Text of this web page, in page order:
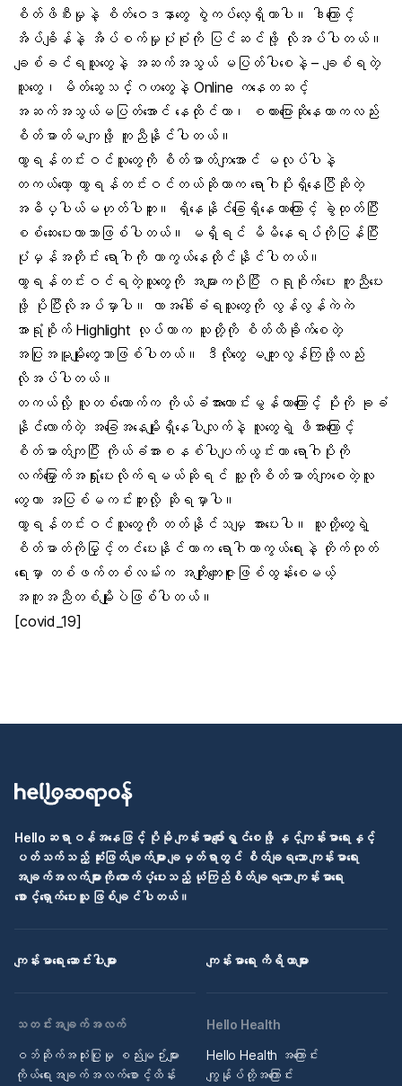
စိတ်ဖိစီးမှုနဲ့ စိတ်ဝေဒနာတွေ စွဲကပ်လေ့ရှိတာပါ။ ဒါကြောင့်
အိပ်ချိန်နဲ့ အိပ်စက်မှုပုံစုံကို ပြင်ဆင်ဖို့ လိုအပ်ပါတယ်။
ချစ်ခင်ရသူတွေနဲ့ အဆက်အသွယ် မပြတ်ပါစေနဲ့ – ချစ်ရတဲ့
သူတွေ၊ မိတ်ဆွေသင်္ဂဟတွေနဲ့ Online ကနေတဆင့်
အဆက်အသွယ်မပြတ်အောင် နေထိုင်တာ၊ စကားပြောဆိုနေတာကလည်း
စိတ်ဓာတ်မကျဖို့ ကူညီနိုင်ပါတယ်။
ကွာရန်တင်းဝင်သူတွေကို စိတ်ဓာတ်ကျအောင် မလုပ်ပါနဲ့
တကယ်တော့ ကွာရန်တင်းဝင်တယ်ဆိုတာက ရောဂါပိုးရှိနေပြီဆိုတဲ့
အဓိပ္ပါယ်မဟုတ်ပါဘူး။ ရှိနေနိုင်ခြေရှိနေတာကြောင့် ခွဲထုတ်ပြီး
စစ်ဆေးပေးတာသာဖြစ်ပါတယ်။ မရှိရင် မိမိနေရပ်ကိုပြန်ပြီး
ပုံမှန်အတိုင်း ရောဂါကို ကာကွယ်နေထိုင်နိုင်ပါတယ်။
ကွာရန်တင်းဝင်ရတဲ့သူတွေကို အများကပိုပြီး ဂရုစိုက်ပေး ကူညီပေး
ဖို့ ပိုပြီးလိုအပ်မှာပါ။ လာအခေါ်ခံရသူတွေကို လွန်လွန်ကဲကဲ
အာရုံစိုက် Highlight လုပ်တာက သူတို့ကို စိတ်ထိခိုက်စေတဲ့
အပြုအမူမျိုးတွေသာဖြစ်ပါတယ်။ ဒီလိုတွေ မကျူးလွန်ကြဖို့လည်း
လိုအပ်ပါတယ်။
တကယ်လို့ လူတစ်ယောက်က ကိုယ်ခံအားကောင်းမွန်တာကြောင့် ပိုးကို ခုခံ
နိုင်လောက်တဲ့ အခြေအနေမျိုးရှိနေပါလျက်နဲ့ လူတွေရဲ့ ဖိအားကြောင့်
စိတ်ဓာတ်ကျပြီး ကိုယ်ခံအားစနစ်ပါပျက်ယွင်းကာ ရောဂါပိုးကို
လက်မြှောက်အရှုံးပေးလိုက်ရမယ်ဆိုရင် သူ့ကိုစိတ်ဓာတ်ကျစေတဲ့လူ
တွေဟာ အပြစ်မကင်းဘူးလို့ ဆိုရမှာပါ။
ကွာရန်တင်းဝင်သူတွေကို တတ်နိုင်သမျှ အားပေးပါ။ သူတို့တွေရဲ့
စိတ်ဓာတ်ကိုမြှင့်တင်ပေးနိုင်တာက ရောဂါကာကွယ်ရေးနဲ့ တိုက်ထုတ်
ရေးမှာ တစ်ဖက်တစ်လမ်းက အကျိုးကျေးဇူးဖြစ်ထွန်းစေမယ့်
အကူအညီတစ်မျိုးပဲဖြစ်ပါတယ်။
[covid_19]
Helloဆရာဝန်အနေဖြင့် ပိုမို ကျန်းမာပျော်ရွှင်စေဖို့ နှင့်ကျန်းမာရေးနှင့်
ပတ်သက်သည့် ဆုံးဖြတ်ချက်များ ချမှတ်ရာတွင် စိတ်ချရသော ကျန်းမာရေး
အချက်အလက်များကို ထောက်ပံ့ပေးသည့် ယုံကြည်စိတ်ချရသော ကျန်းမာရေး
စောင့်ရှောက်ပေးသူ ဖြစ်ချင်ပါတယ်။
ကျန်းမာရေး ဆောင်းပါးများ ကျန်းမာရေး ကိရိယာများ
သတင်းအချက်အလက်
ဝဘ်ဆိုက်အသုံးပြုမှု စည်းမျဉ်းများ
ကိုယ်ရေးအချက်အလက်စောင့်ထိန်း
Hello Health
Hello Health အကြောင်း
ကျွန်ုပ်တို့အကြောင်း